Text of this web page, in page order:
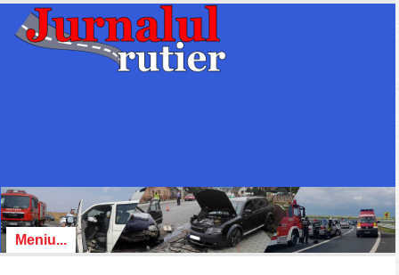
Meniu...